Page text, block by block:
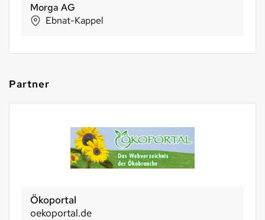
Morga AG
Ebnat-Kappel
Partner
Ökoportal
oekoportal.de